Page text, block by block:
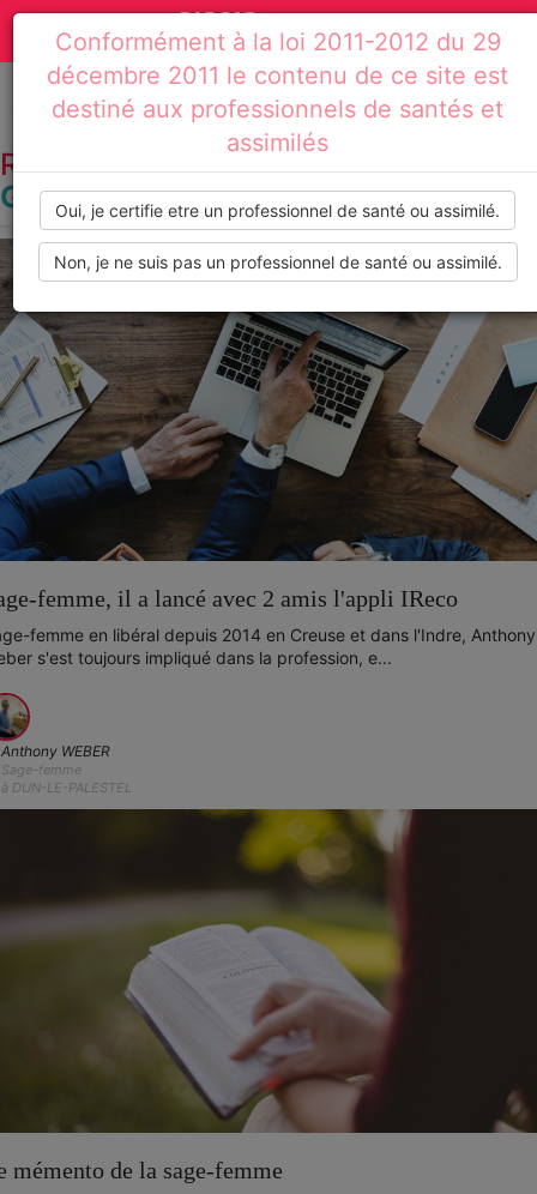
Toggle
navigation
Actualités
médicales,
dossiers
thématiques,
formations,
recommandations
Accueil Résultats de recherche : gynécologie
RECHERCHE PAR TAG :
GYNÉCOLOGIE
femme, il a lancé avec 2 amis l'appli IReco
femme en libéral depuis 2014 en Creuse et dans l'Indre, Anthony
s'est toujours impliqué dans la profession, e...
Anthony WEBER
Sage-femme
à DUN-LE-PALESTEL
mémento de la sage-femme
Conformément à la loi 2011-2012 du 29
décembre 2011 le contenu de ce site est
destiné aux professionnels de santés et
assimilés
Oui, je certifie etre un professionnel de santé ou assimilé.
Non, je ne suis pas un professionnel de santé ou assimilé.